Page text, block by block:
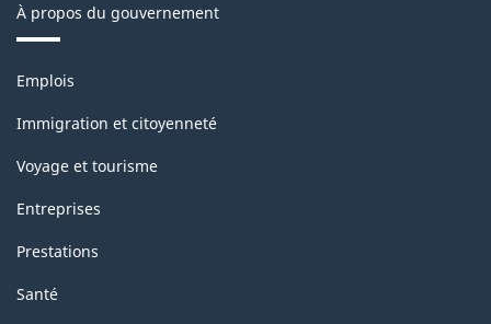
À propos du gouvernement
Thèmes
sujets
Emplois
Immigration et citoyenneté
Voyage et tourisme
Entreprises
Prestations
Santé